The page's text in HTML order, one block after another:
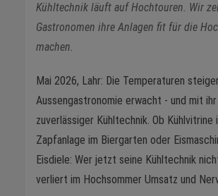
Kühltechnik läuft auf Hochtouren. Wir
Gastronomen ihre Anlagen fit für die
machen.
Mai 2026, Lahr: Die Temperaturen
Aussengastronomie erwacht - und mit
zuverlässiger Kühltechnik. Ob Kühlvitrine
Zapfanlage im Biergarten oder
Eisdiele: Wer jetzt seine Kühltechnik
verliert im Hochsommer Umsatz und